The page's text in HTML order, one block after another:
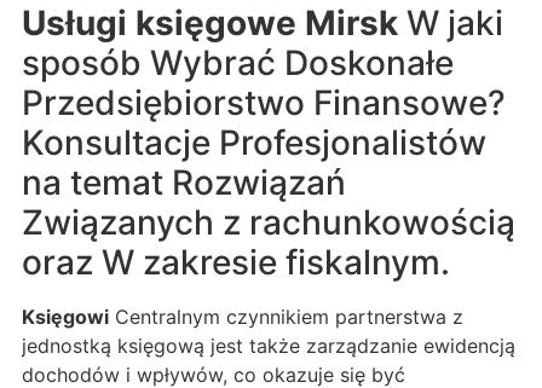
Usługi księgowe Mirsk W jaki
sposób Wybrać Doskonałe
Przedsiębiorstwo Finansowe?
Konsultacje Profesjonalistów
na temat Rozwiązań
Związanych z rachunkowością
oraz W zakresie fiskalnym.
Księgowi Centralnym czynnikiem partnerstwa z
jednostką księgową jest także zarządzanie ewidencją
dochodów i wpływów, co okazuje się być